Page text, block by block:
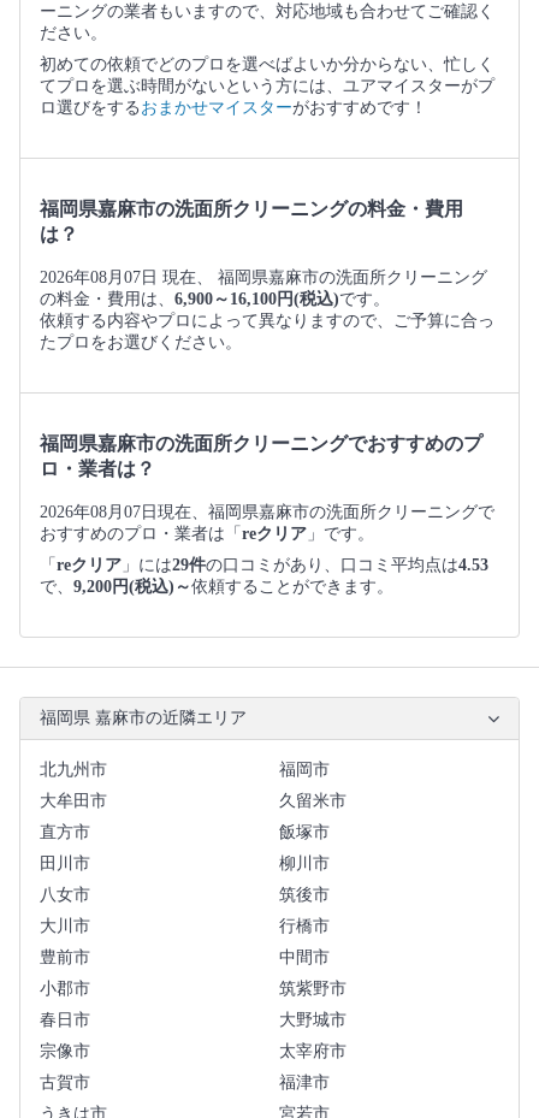
ーニングの業者もいますので、対応地域も合わせてご確認く
ださい。
初めての依頼でどのプロを選べばよいか分からない、忙しく
てプロを選ぶ時間がないという方には、ユアマイスターがプ
ロ選びをする おまかせマイスターがおすすめです！
福岡県嘉麻市の洗面所クリーニングの料金・費用
は？
2026年08月07日 現在、 福岡県嘉麻市の洗面所クリーニング
の料金・費用は、 6,900～16,100円(税込)です。
依頼する内容やプロによって異なりますので、ご予算に合っ
たプロをお選びください。
福岡県嘉麻市の洗面所クリーニングでおすすめのプ
ロ・業者は？
2026年08月07日現在、福岡県嘉麻市の洗面所クリーニングで
おすすめのプロ・業者は「reクリア 」です。
「reクリア 」には29件の口コミがあり、口コミ平均点は4.53
で、 9,200円(税込)～依頼することができます。
福岡県 嘉麻市の近隣エリア
北九州市
福岡市
大牟田市
久留米市
直方市
飯塚市
田川市
柳川市
八女市
筑後市
大川市
行橋市
豊前市
中間市
小郡市
筑紫野市
春日市
大野城市
宗像市
太宰府市
古賀市
福津市
うきは市
宮若市